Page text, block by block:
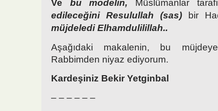
Ve
bu modelin, Müslümanlar
edileceğini Resulullah (sas) bir
müjdeledi Elhamdulilillah..
Aşağıdaki makalenin, bu
Rabbimden niyaz ediyorum.
Kardeşiniz Bekir Yetginbal
– – – – – –